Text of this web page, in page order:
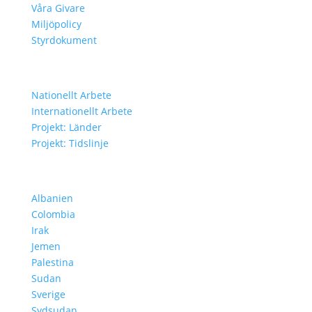
Våra Givare
Miljöpolicy
Styrdokument
Nationellt Arbete
Internationellt Arbete
Projekt: Länder
Projekt: Tidslinje
Albanien
Colombia
Irak
Jemen
Palestina
Sudan
Sverige